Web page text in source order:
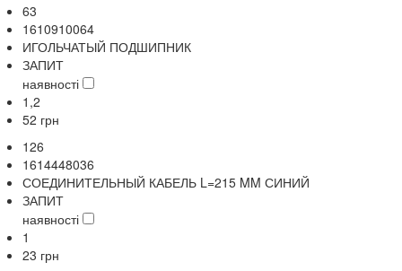
63
1610910064
ИГОЛЬЧАТЫЙ ПОДШИПНИК
ЗАПИТ
наявності
1,2
52 грн
126
1614448036
СОЕДИНИТЕЛЬНЫЙ КАБЕЛЬ L=215 MM СИНИЙ
ЗАПИТ
наявності
1
23 грн